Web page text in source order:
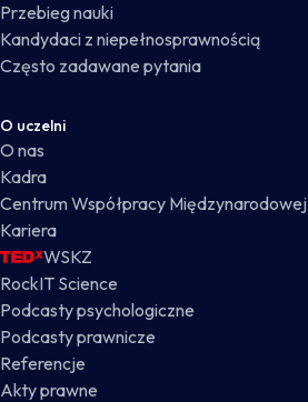
Przebieg nauki
Kandydaci z niepełnosprawnością
Często zadawane pytania
O uczelni
O nas
Kadra
Centrum Współpracy Międzynarodowej
Kariera
WSKZ
RockIT Science
Podcasty psychologiczne
Podcasty prawnicze
Referencje
Akty prawne